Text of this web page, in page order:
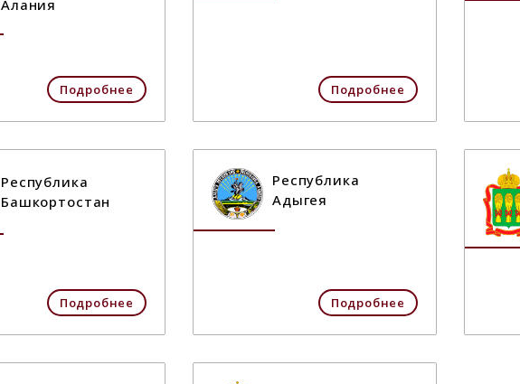
Алания
Подробнее Подробнее
Республика
Башкортостан
Подробнее
Республика
Адыгея
Подробнее